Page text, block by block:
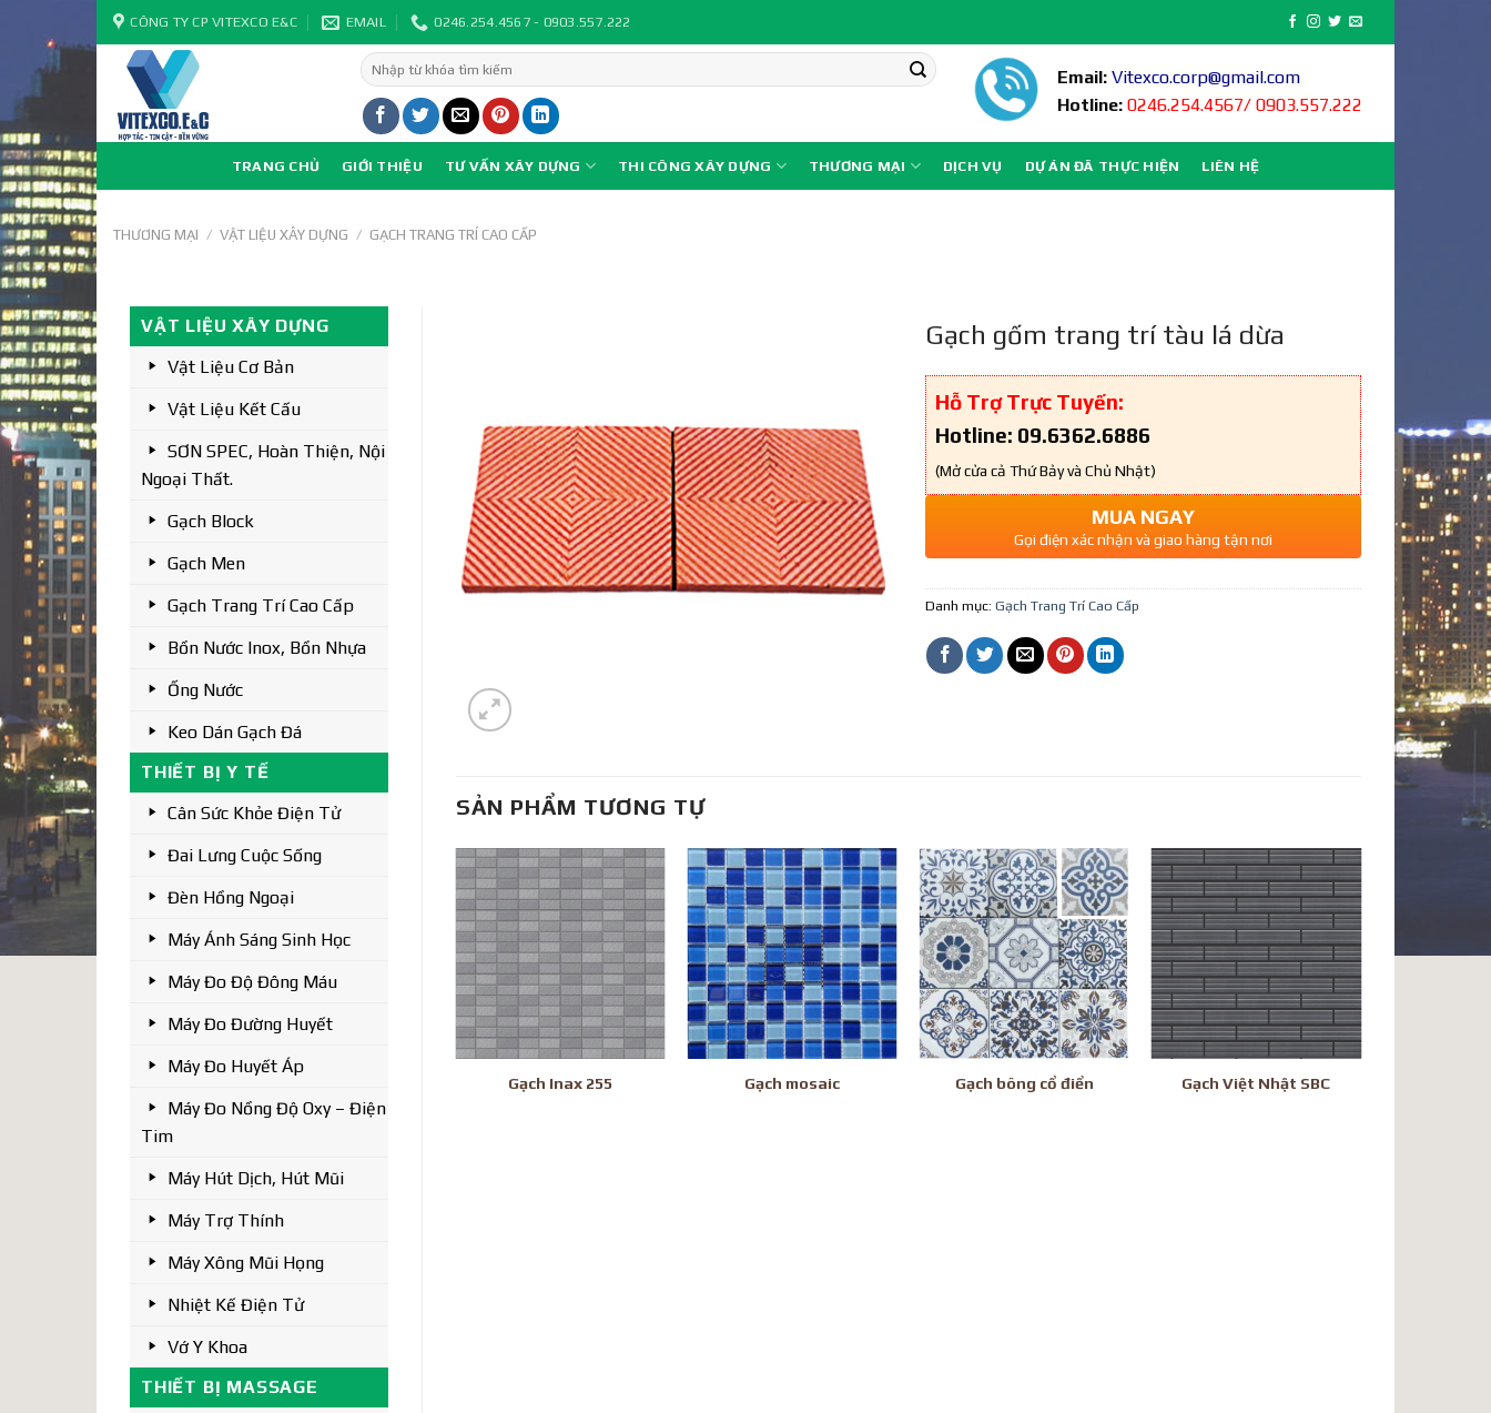
Skip
to
content
CÔNG TY CP VITEXCO E&C EMAIL 0246.254.4567 - 0903.557.222
Tìm
kiếm:
Email: Vitexco.corp@gmail.com
Hotline: 0246.254.4567/ 0903.557.222
TRANG CHỦ GIỚI THIỆU TƯ VẤN XÂY DỰNG THI CÔNG XÂY DỰNG THƯƠNG MẠI DỊCH VỤ DỰ ÁN ĐÃ THỰC HIỆN LIÊN HỆ
THƯƠNG MẠI / VẬT LIỆU XÂY DỰNG / GẠCH TRANG TRÍ CAO CẤP
VẬT LIỆU XÂY DỰNG
Vật Liệu Cơ Bản
Vật Liệu Kết Cấu
SƠN SPEC, Hoàn Thiện, Nội
Ngoại Thất.
Gạch Block
Gạch Men
Gạch Trang Trí Cao Cấp
Bồn Nước Inox, Bồn Nhựa
Ống Nước
Keo Dán Gạch Đá
THIẾT BỊ Y TẾ
Cân Sức Khỏe Điện Tử
Đai Lưng Cuộc Sống
Đèn Hồng Ngoại
Máy Ánh Sáng Sinh Học
Máy Đo Độ Đông Máu
Máy Đo Đường Huyết
Máy Đo Huyết Áp
Máy Đo Nồng Độ Oxy – Điện
Tim
Máy Hút Dịch, Hút Mũi
Máy Trợ Thính
Máy Xông Mũi Họng
Nhiệt Kế Điện Tử
Vớ Y Khoa
THIẾT BỊ MASSAGE
Gạch gốm trang trí tàu lá dừa
Hỗ Trợ Trực Tuyến:
Hotline: 09.6362.6886
(Mở cửa cả Thứ Bảy và Chủ Nhật)
MUA NGAY
Gọi điện xác nhận và giao hàng tận nơi
Danh mục: Gạch Trang Trí Cao Cấp
SẢN PHẨM TƯƠNG TỰ
Gạch Inax 255 Gạch mosaic Gạch bông cổ điển Gạch Việt Nhật SBC